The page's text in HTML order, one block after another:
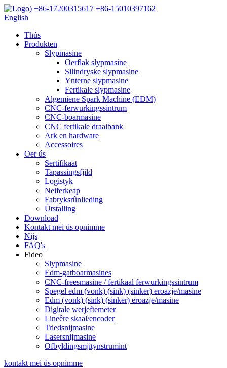
+86-17200315617 +86-15010397162
English
Thús
Produkten
Slypmasine
Oerflak slypmasine
Silindryske slypmasine
Ynterne slypmasine
Fertikale slypmasine
Algemiene Spark Machine (EDM)
CNC-ferwurkingssintrum
CNC-boarmasine
CNC fertikale draaibank
Ark en hardware
Accessoires
Oer ús
Sertifikaat
Tapassingsfjild
Logistyk
Neiferkeap
Fabryksrûnlieding
Útstalling
Download
Kontakt mei ús opnimme
Nijs
FAQ's
Fideo
Slypmasine
Edm-gatboarmasines
CNC-freesmasine / fertikaal ferwurkingssintrum
Spegel edm (vonk) (sink) (sinker) eroazje/masine
Edm (vonk) (sink) (sinker) eroazje/masine
Digitale werjeftemeter
Lineêre skaal/encoder
Triedsnijmasine
Lasersnijmasine
Ofbyldingsmjitynstrumint
kontakt mei ús opnimme